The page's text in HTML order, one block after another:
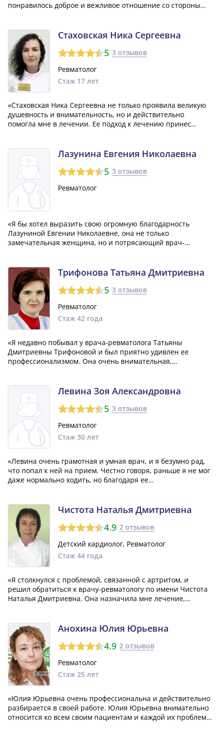
понравилось доброе и вежливое отношение со стороны
Стаховская Ника Сергеевна
5 3 отзывов
Ревматолог
Стаж 17 лет
«Стаховская Ника Сергеевна не только проявила великую
душевность и внимательность, но и действительно
помогла мне в лечении. Ее подход к лечению принес
Лазунина Евгения Николаевна
5 3 отзывов
Ревматолог
«Я бы хотел выразить свою огромную благодарность
Лазуниной Евгении Николаевне, она не только
замечательная женщина, но и потрясающий врач-
ней! Она помогла избавиться от моей проблемы,...»
Трифонова Татьяна Дмитриевна
5 3 отзывов
Ревматолог
Стаж 42 года
«Я недавно побывал у врача-ревматолога Татьяны
Дмитриевны Трифоновой и был приятно удивлен ее
профессионализмом. Она очень внимательная,
она является руководителем и просто замечательным, п...»
Левина Зоя Александровна
5 3 отзывов
Ревматолог
Стаж 30 лет
«Левина очень грамотная и умная врач, и я безумно рад,
что попал к ней на прием. Честно говоря, раньше я не мог
даже нормально ходить, но благодаря ее
сказать огромное спасибо!»Чистота Наталья Дмитриевна
4.9 2 отзывов
Детский кардиолог, Ревматолог
Стаж 44 года
«Я столкнулся с проблемой, связанной с артритом, и
решил обратиться к врачу-ревматологу по имени Чистота
Наталья Дмитриевна. Она назначила мне лечение,
Анохина Юлия Юрьевна
4.9 2 отзывов
Ревматолог
Стаж 25 лет
«Юлия Юрьевна очень профессиональна и действительно
разбирается в своей работе. Юлия Юрьевна внимательно
относится ко всем своим пациентам и каждой их проблеме,